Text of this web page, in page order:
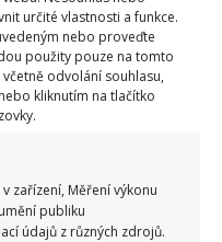
určité vlastnosti a funkce.
nebo proveďte
použity pouze na tomto
odvolání souhlasu,
kliknutím na tlačítko
zařízení, Měření výkonu
publiku
údajů z různých zdrojů.
zápachem další
jsme pro vás
, aby vám vydržel